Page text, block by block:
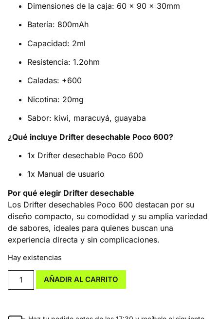
Dimensiones de la caja: 60 x 90 x 30mm
Batería: 800mAh
Capacidad: 2ml
Resistencia: 1.2ohm
Caladas: +600
Nicotina: 20mg
Sabor: kiwi, maracuyá, guayaba
¿Qué incluye Drifter desechable Poco 600?
1x Drifter desechable Poco 600
1x Manual de usuario
Por qué elegir Drifter desechable
Los Drifter desechables Poco 600 destacan por su
diseño compacto, su comodidad y su amplia variedad
de sabores, ideales para quienes buscan una
experiencia directa y sin complicaciones.
Hay existencias
AÑADIR AL CARRITO